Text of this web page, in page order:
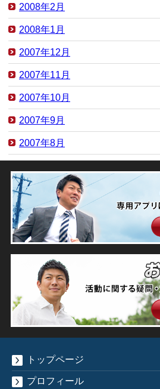
2008年2月
2008年1月
2007年12月
2007年11月
2007年10月
2007年9月
2007年8月
トップページ
プロフィール